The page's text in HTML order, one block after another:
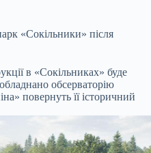
«Сокільники» після
в «Сокільниках» буде
обсерваторію
повернуть її історичний